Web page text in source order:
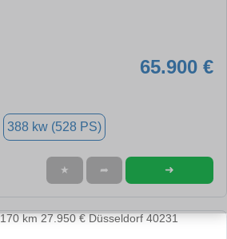
65.900 €
388 kw (528 PS)
★ ➦ ➜